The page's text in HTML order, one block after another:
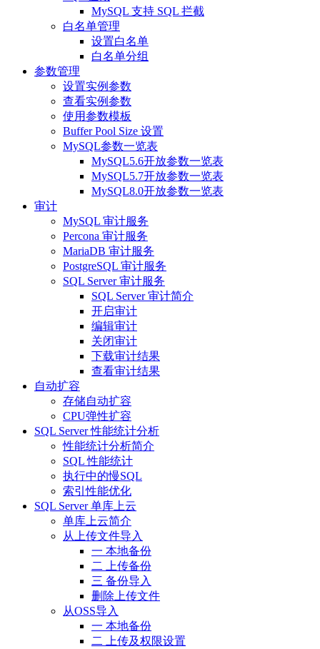
MySQL 支持 SQL 拦截
白名单管理
设置白名单
白名单分组
参数管理
设置实例参数
查看实例参数
使用参数模板
Buffer Pool Size 设置
MySQL参数一览表
MySQL5.6开放参数一览表
MySQL5.7开放参数一览表
MySQL8.0开放参数一览表
审计
MySQL 审计服务
Percona 审计服务
MariaDB 审计服务
PostgreSQL 审计服务
SQL Server 审计服务
SQL Server 审计简介
开启审计
编辑审计
关闭审计
下载审计结果
查看审计结果
自动扩容
存储自动扩容
CPU弹性扩容
SQL Server 性能统计分析
性能统计分析简介
SQL 性能统计
执行中的慢SQL
索引性能优化
SQL Server 单库上云
单库上云简介
从上传文件导入
一 本地备份
二 上传备份
三 备份导入
删除上传文件
从OSS导入
一 本地备份
二 上传及权限设置